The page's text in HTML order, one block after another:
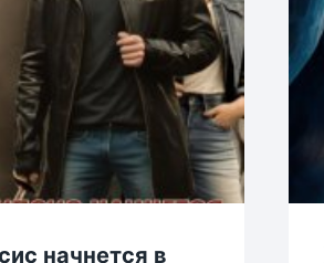
начнется в